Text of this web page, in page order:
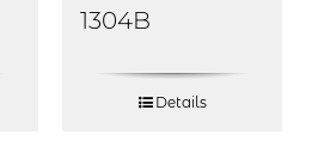
1304B
Details